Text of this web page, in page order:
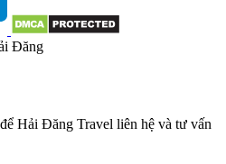
Đăng
Hải Đăng Travel liên hệ và tư vấn